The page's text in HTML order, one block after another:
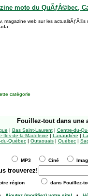
moto du QuÃƒÂ©bec,
magazine web sur les
catégorie
Fouillez-tout dans une
| Bas Saint-Laurent| Centre-du-
Îles-de-la-Madeleine | Lanaudière |
du-Québec | Outaouais | Québec |
MP3 Ciné
trouverez!
région dans Fouillez-